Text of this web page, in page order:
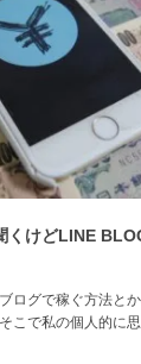
くけどLINE
ログで稼ぐ方法と
こで私の個人的に